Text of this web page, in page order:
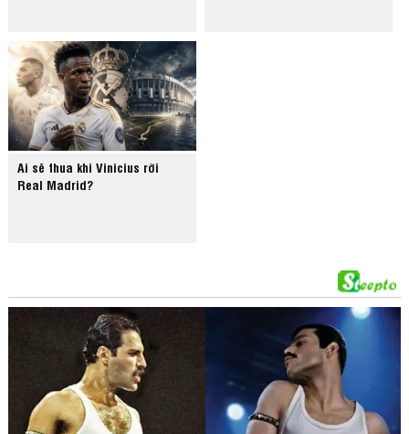
Ai sẽ thua khi Vinicius rời
Real Madrid?